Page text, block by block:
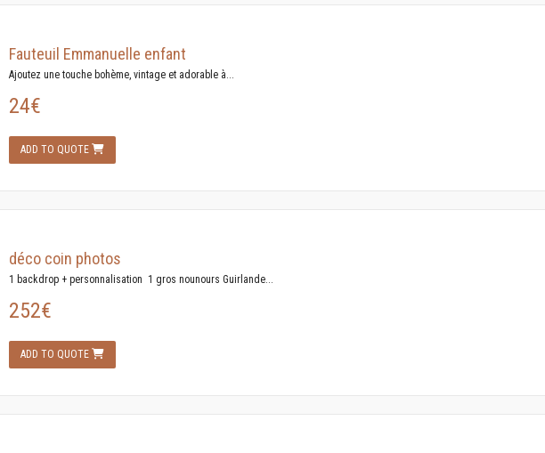
Fauteuil Emmanuelle enfant
Ajoutez une touche bohème, vintage et adorable à...
24€
ADD TO QUOTE
déco coin photos
1 backdrop + personnalisation 1 gros nounours Guirlande...
252€
ADD TO QUOTE